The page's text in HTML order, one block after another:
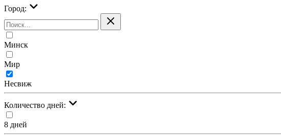
Город:
Минск
Мир
Несвиж
Количество дней:
8 дней